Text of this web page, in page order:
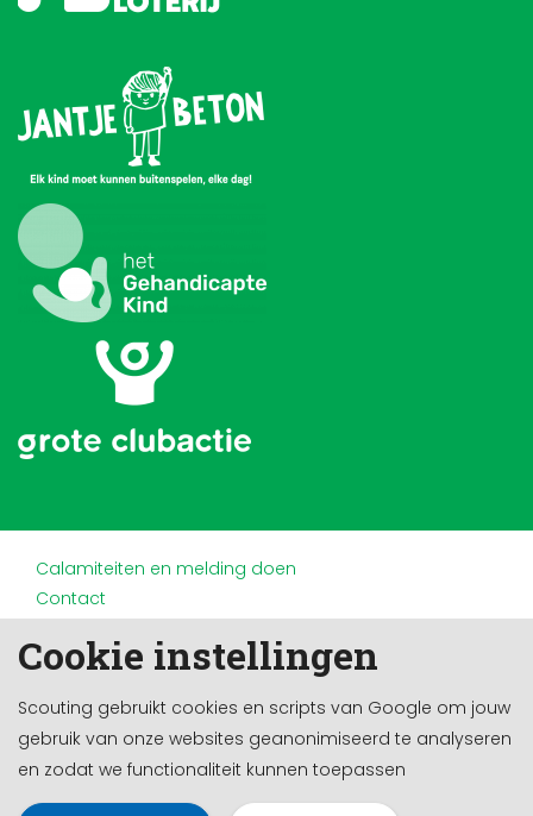
Cookie instellingen
Scouting gebruikt cookies en scripts van Google om jouw
gebruik van onze websites geanonimiseerd te analyseren
en zodat we functionaliteit kunnen toepassen
Calamiteiten en melding doen
Contact
Doneren en nalaten
Privacy
Werken bij
Cookie-instellingen
Ontwikkeld door a&m impact